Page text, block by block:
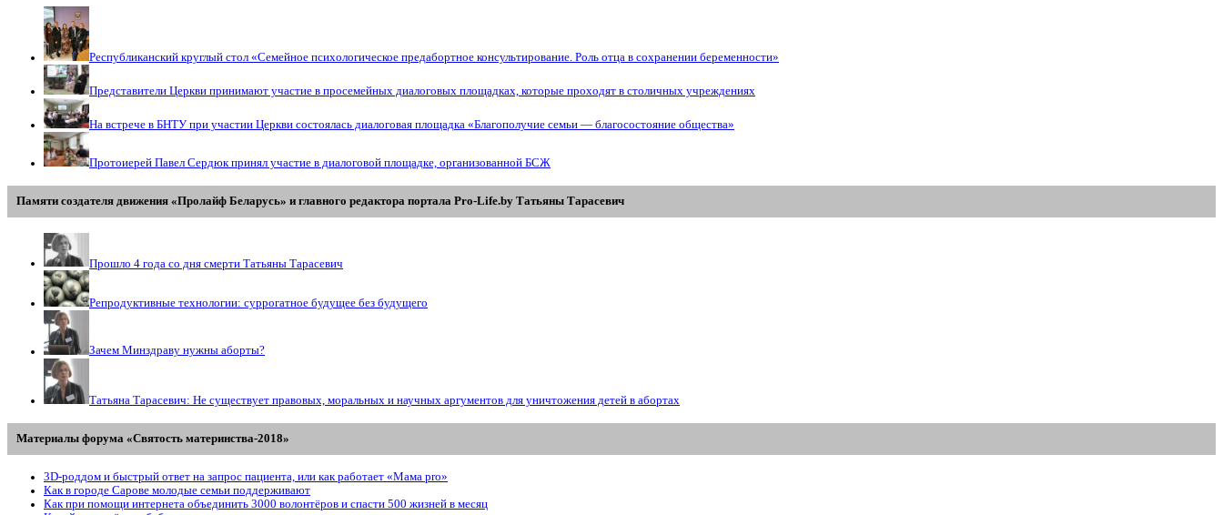
Республиканский круглый стол «Семейное психологическое предабортное консультирование. Роль отца в сохранении беременности»
Представители Церкви принимают участие в просемейных диалоговых площадках, которые проходят в столичных учреждениях
На встрече в БНТУ при участии Церкви состоялась диалоговая площадка «Благополучие семьи — благосостояние общества»
Протоиерей Павел Сердюк принял участие в диалоговой площадке, организованной БСЖ
Памяти создателя движения «Пролайф Беларусь» и главного редактора портала Pro-Life.by Tатьяны Tарасевич
Прошло 4 года со дня смерти Татьяны Тарасевич
Репродуктивные технологии: суррогатное будущее без будущего
Зачем Минздраву нужны аборты?
Татьяна Тарасевич: Не существует правовых, моральных и научных аргументов для уничтожения детей в абортах
Материалы форума «Святость материнства-2018»
3D-роддом и быстрый ответ на запрос пациента, или как работает «Мама prо»
Как в городе Сарове молодые семьи поддерживают
Как при помощи интернета объединить 3000 волонтёров и спасти 500 жизней в месяц